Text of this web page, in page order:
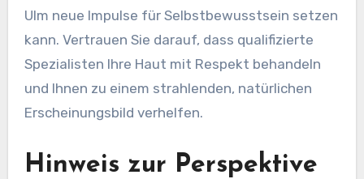
Ulm neue Impulse für Selbstbewusstsein setzen
kann. Vertrauen Sie darauf, dass qualifizierte
Spezialisten Ihre Haut mit Respekt behandeln
und Ihnen zu einem strahlenden, natürlichen
Erscheinungsbild verhelfen.
Hinweis zur Perspektive